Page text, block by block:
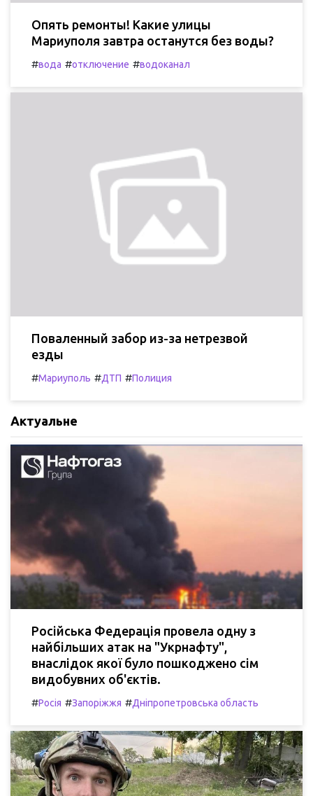
Опять ремонты! Какие улицы
Мариуполя завтра останутся без воды?
#вода #отключение #водоканал
Поваленный забор из-за нетрезвой
езды
#Мариуполь #ДТП #Полиция
Актуальне
Російська Федерація провела одну з
найбільших атак на "Укрнафту",
внаслідок якої було пошкоджено сім
видобувних об'єктів.
#Росія #Запоріжжя #Дніпропетровська область